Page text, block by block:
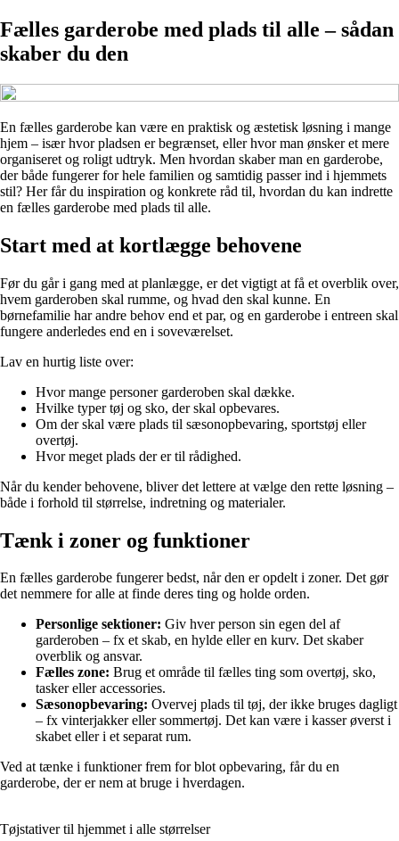
Fælles garderobe med plads til alle – sådan
skaber du den
En fælles garderobe kan være en praktisk og æstetisk løsning i mange
hjem – især hvor pladsen er begrænset, eller hvor man ønsker et mere
organiseret og roligt udtryk. Men hvordan skaber man en garderobe,
der både fungerer for hele familien og samtidig passer ind i hjemmets
stil? Her får du inspiration og konkrete råd til, hvordan du kan indrette
en fælles garderobe med plads til alle.
Start med at kortlægge behovene
Før du går i gang med at planlægge, er det vigtigt at få et overblik over,
hvem garderoben skal rumme, og hvad den skal kunne. En
børnefamilie har andre behov end et par, og en garderobe i entreen skal
fungere anderledes end en i soveværelset.
Lav en hurtig liste over:
Hvor mange personer garderoben skal dække.
Hvilke typer tøj og sko, der skal opbevares.
Om der skal være plads til sæsonopbevaring, sportstøj eller
overtøj.
Hvor meget plads der er til rådighed.
Når du kender behovene, bliver det lettere at vælge den rette løsning –
både i forhold til størrelse, indretning og materialer.
Tænk i zoner og funktioner
En fælles garderobe fungerer bedst, når den er opdelt i zoner. Det gør
det nemmere for alle at finde deres ting og holde orden.
Personlige sektioner: Giv hver person sin egen del af
garderoben – fx et skab, en hylde eller en kurv. Det skaber
overblik og ansvar.
Fælles zone: Brug et område til fælles ting som overtøj, sko,
tasker eller accessories.
Sæsonopbevaring: Overvej plads til tøj, der ikke bruges dagligt
– fx vinterjakker eller sommertøj. Det kan være i kasser øverst i
skabet eller i et separat rum.
Ved at tænke i funktioner frem for blot opbevaring, får du en
garderobe, der er nem at bruge i hverdagen.
Tøjstativer til hjemmet i alle størrelser